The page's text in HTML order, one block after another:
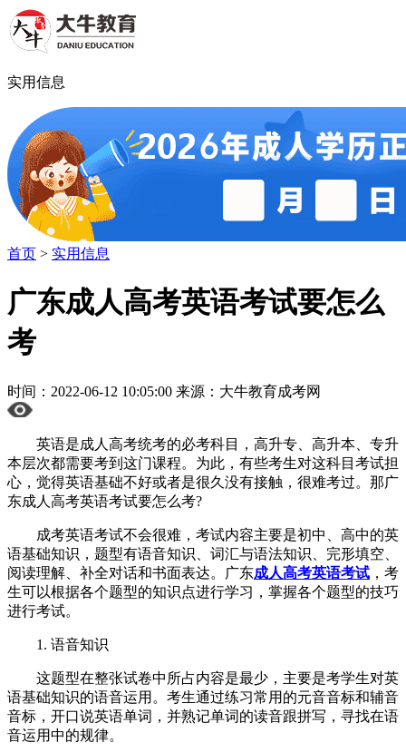
实用信息
首页 > 实用信息
广东成人高考英语考试要怎么
考
时间：2022-06-12 10:05:00 来源：大牛教育成考网
英语是成人高考统考的必考科目，高升专、高升本、专升
本层次都需要考到这门课程。为此，有些考生对这科目考试担
心，觉得英语基础不好或者是很久没有接触，很难考过。那广
东成人高考英语考试要怎么考?
成考英语考试不会很难，考试内容主要是初中、高中的英
语基础知识，题型有语音知识、词汇与语法知识、完形填空、
阅读理解、补全对话和书面表达。广东成人高考英语考试 ，考
生可以根据各个题型的知识点进行学习，掌握各个题型的技巧
进行考试。
1. 语音知识
这题型在整张试卷中所占内容是最少，主要是考学生对英
语基础知识的语音运用。考生通过练习常用的元音音标和辅音
音标，开口说英语单词，并熟记单词的读音跟拼写，寻找在语
音运用中的规律。